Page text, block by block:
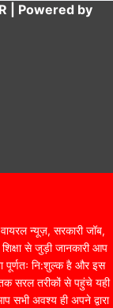
| Powered by
न्यूज़, सरकारी जॉब,
से जुड़ी जानकारी आप
पूर्णतः नि:शुल्क है और इस
सरल तरीकों से पहुंचे यही
सभी अवश्य ही अपने द्वारा